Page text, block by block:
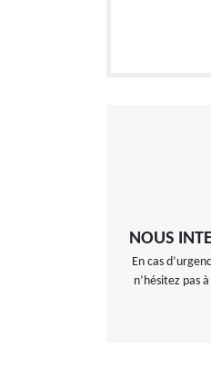
NOUS
En cas
n’hésitez pas